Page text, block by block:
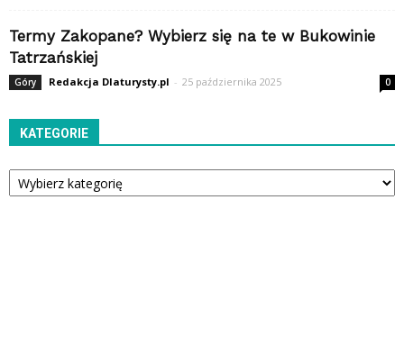
Termy Zakopane? Wybierz się na te w Bukowinie
Tatrzańskiej
Góry Redakcja Dlaturysty.pl - 25 października 2025 0
KATEGORIE
Kategorie